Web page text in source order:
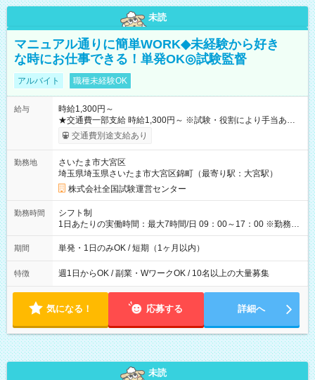
未読
マニュアル通りに簡単WORK◆未経験から好き
な時にお仕事できる！単発OK◎試験監督
アルバイト 職種未経験OK
給与
時給1,300円～
★交通費一部支給 時給1,300円～ ※試験・役割により手当あり
※勤務回数により昇給あり 【即給（前払い）オプションあ
り！】 希望される場合、勤務から1週間ほどで給与の一部を受け
例】 ・河合塾模擬試験 8:30～17:30（休憩1時間） 時給1,300円
×8時間＝日収10,400円＋交通費 ※当日の役割により時給＋100
円の場合あり ・国家試験 7:00～13:30（休憩なし） 時給1,300
円（役割手当＋100円）×6時間＝日収8,400円＋交通費 【試用期
間】試用期間なし
交通費別途支給あり
勤務地
さいたま市大宮区
埼玉県埼玉県さいたま市大宮区錦町（最寄り駅：大宮駅）
株式会社全国試験運営センター
勤務時間
シフト制
1日あたりの実働時間：最大7時間/日 09：00～17：00 ※勤務時
間は 試験により異なります。
期間 単発・1日のみOK / 短期（1ヶ月以内）
特徴 週1日からOK / 副業・WワークOK / 10名以上の大量募集
気になる！ 応募する 詳細へ
未読